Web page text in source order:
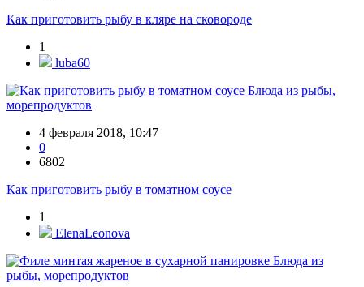
Как приготовить рыбу в кляре на сковороде
1
luba60
Блюда из рыбы,
морепродуктов
4 февраля 2018, 10:47
0
6802
Как приготовить рыбу в томатном соусе
1
ElenaLeonova
Блюда из
рыбы, морепродуктов